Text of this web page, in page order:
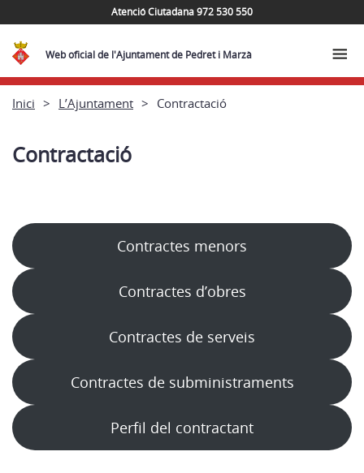
Atenció Ciutadana 972 530 550
Web oficial de l'Ajuntament de Pedret i Marzà
Inici L’Ajuntament Contractació
Contractació
Contractes menors
Contractes d’obres
Contractes de serveis
Contractes de subministraments
Perfil del contractant